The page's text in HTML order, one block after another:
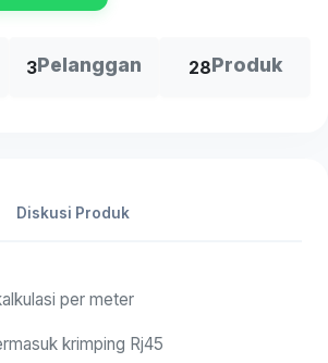
3Pelanggan 28Produk
Diskusi Produk
per meter
krimping Rj45